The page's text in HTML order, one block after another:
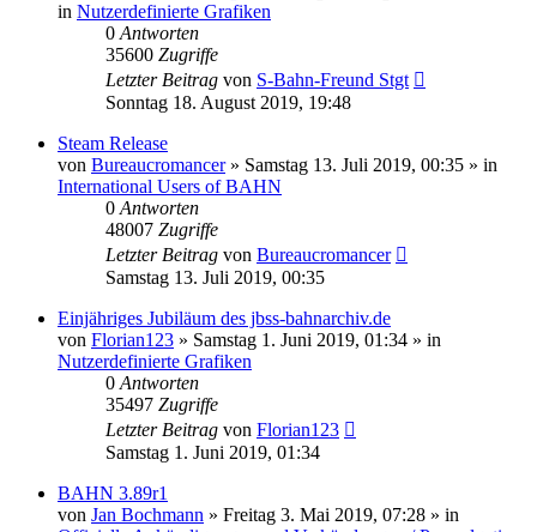
in Nutzerdefinierte Grafiken
0 Antworten
35600 Zugriffe
Letzter Beitrag von S-Bahn-Freund Stgt
Sonntag 18. August 2019, 19:48
Steam Release
von Bureaucromancer» Samstag 13. Juli 2019, 00:35 » in
International Users of BAHN
0 Antworten
48007 Zugriffe
Letzter Beitrag von Bureaucromancer
Samstag 13. Juli 2019, 00:35
Einjähriges Jubiläum des jbss-bahnarchiv.de
von Florian123 » Samstag 1. Juni 2019, 01:34 » in
Nutzerdefinierte Grafiken
0 Antworten
35497 Zugriffe
Letzter Beitrag von Florian123
Samstag 1. Juni 2019, 01:34
BAHN 3.89r1
von Jan Bochmann » Freitag 3. Mai 2019, 07:28 » in